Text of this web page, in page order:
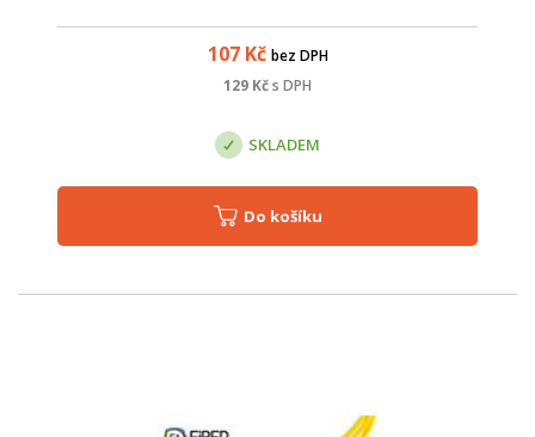
107Kč bez DPH
129 Kčs DPH
SKLADEM
Do košíku